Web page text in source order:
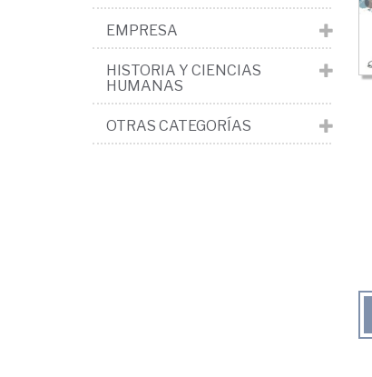
EMPRESA
HISTORIA Y CIENCIAS
HUMANAS
OTRAS CATEGORÍAS